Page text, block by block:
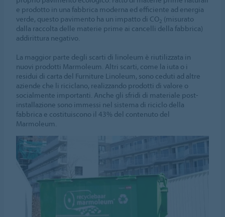
e prodotto in una fabbrica moderna ed efficiente ad energia
verde, questo pavimento ha un impatto di CO2 (misurato
dalla raccolta delle materie prime ai cancelli della fabbrica)
addirittura negativo.
La maggior parte degli scarti di linoleum è riutilizzata in
nuovi prodotti Marmoleum. Altri scarti, come la iuta o i
residui di carta del Furniture Linoleum, sono ceduti ad altre
aziende che li riciclano, realizzando prodotti di valore o
socialmente importanti. Anche gli sfridi di materiale post-
installazione sono immessi nel sistema di riciclo della
fabbrica e costituiscono il 43% del contenuto del
Marmoleum.